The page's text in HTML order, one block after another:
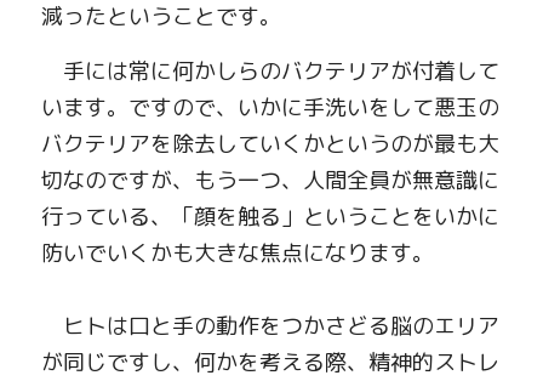
減ったということです。
手には常に何かしらのバクテリアが付着して
います。ですので、いかに手洗いをして悪玉の
バクテリアを除去していくかというのが最も大
切なのですが、もう一つ、人間全員が無意識に
行っている、「顔を触る」ということをいかに
防いでいくかも大きな焦点になります。
ヒトは口と手の動作をつかさどる脳のエリア
が同じですし、何かを考える際、精神的ストレ